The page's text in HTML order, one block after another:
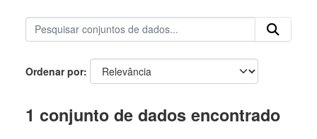
Ordenar por
1 conjunto de dados encontrado